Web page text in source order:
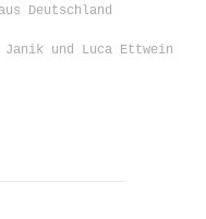
Deutschland
und Luca Ettwein